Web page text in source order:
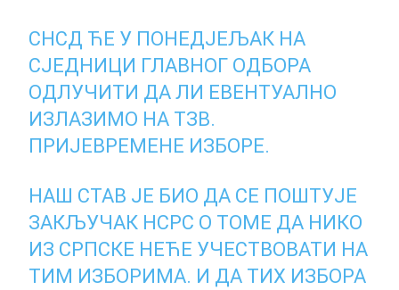
СНСД ЋЕ У ПОНЕДЈЕЉАК НА
СЈЕДНИЦИ ГЛАВНОГ ОДБОРА
ОДЛУЧИТИ ДА ЛИ ЕВЕНТУАЛНО
ИЗЛАЗИМО НА ТЗВ.
ПРИЈЕВРЕМЕНЕ ИЗБОРЕ.
НАШ СТАВ ЈЕ БИО ДА СЕ ПОШТУЈЕ
ЗАКЉУЧАК НСРС О ТОМЕ ДА НИКО
ИЗ СРПСКЕ НЕЋЕ УЧЕСТВОВАТИ НА
ТИМ ИЗБОРИМА. И ДА ТИХ ИЗБОРА